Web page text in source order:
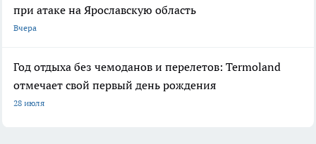
при атаке на Ярославскую область
Вчера
Год отдыха без чемоданов и перелетов: Termoland
отмечает свой первый день рождения
28 июля